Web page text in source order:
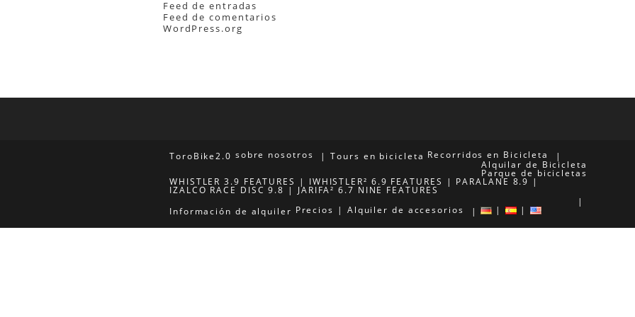
Feed de entradas
Feed de comentarios
WordPress.org
ToroBike2.0 sobre nosotros Tours en bicicleta Recorridos en Bicicleta
Alquilar de Bicicleta
Parque de bicicletas
WHISTLER 3.9 FEATURES IWHISTLER² 6.9 FEATURES PARALANE 8.9
IZALCO RACE DISC 9.8
JARIFA² 6.7 NINE FEATURES
Información de alquiler Precios Alquiler de accesorios